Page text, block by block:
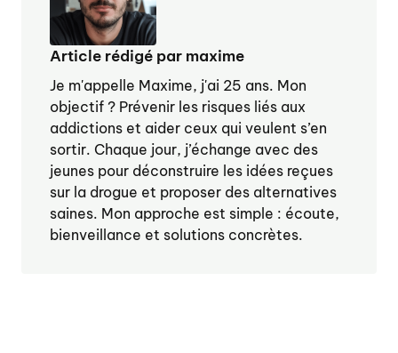
Article rédigé par maxime
Je m'appelle Maxime, j'ai 25 ans. Mon
objectif ? Prévenir les risques liés aux
addictions et aider ceux qui veulent s’en
sortir. Chaque jour, j’échange avec des
jeunes pour déconstruire les idées reçues
sur la drogue et proposer des alternatives
saines. Mon approche est simple : écoute,
bienveillance et solutions concrètes.